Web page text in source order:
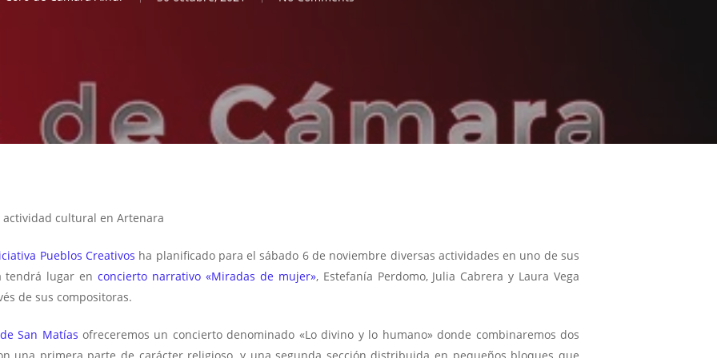
cultural en Artenara
Pueblos Creativos ha planificado para el sábado 6 de noviembre diversas actividades en uno de sus
tendrá lugar enconcierto narrativo «Miradas de mujer», Estefanía Perdomo, Julia Cabrera y Laura Vega
de sus compositoras.
San Matías ofreceremos un concierto denominado «Lo divino y lo humano» donde combinaremos dos